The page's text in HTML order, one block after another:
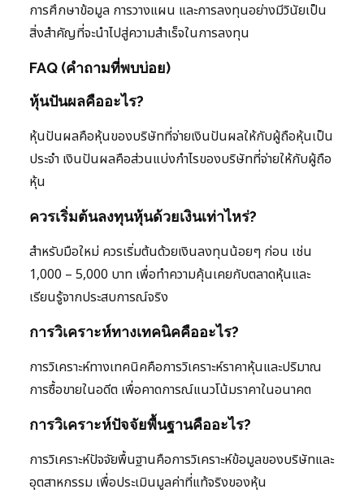
การศึกษาข้อมูล การวางแผน และการลงทุนอย่างมีวินัยเป็น
สิ่งสำคัญที่จะนำไปสู่ความสำเร็จในการลงทุน
FAQ (คำถามที่พบบ่อย)
หุ้นปันผลคืออะไร?
หุ้นปันผลคือหุ้นของบริษัทที่จ่ายเงินปันผลให้กับผู้ถือหุ้นเป็น
ประจำ เงินปันผลคือส่วนแบ่งกำไรของบริษัทที่จ่ายให้กับผู้ถือ
หุ้น
ควรเริ่มต้นลงทุนหุ้นด้วยเงินเท่าไหร่?
สำหรับมือใหม่ ควรเริ่มต้นด้วยเงินลงทุนน้อยๆ ก่อน เช่น
1,000 – 5,000 บาท เพื่อทำความคุ้นเคยกับตลาดหุ้นและ
เรียนรู้จากประสบการณ์จริง
การวิเคราะห์ทางเทคนิคคืออะไร?
การวิเคราะห์ทางเทคนิคคือการวิเคราะห์ราคาหุ้นและปริมาณ
การซื้อขายในอดีต เพื่อคาดการณ์แนวโน้มราคาในอนาคต
การวิเคราะห์ปัจจัยพื้นฐานคืออะไร?
การวิเคราะห์ปัจจัยพื้นฐานคือการวิเคราะห์ข้อมูลของบริษัทและ
อุตสาหกรรม เพื่อประเมินมูลค่าที่แท้จริงของหุ้น